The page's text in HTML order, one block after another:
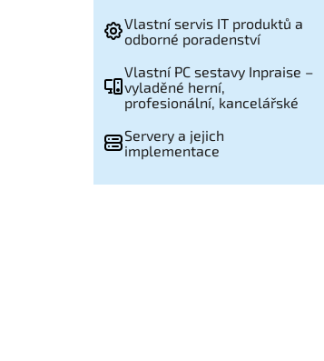
Vlastní servis IT produktů a
odborné poradenství
Vlastní PC sestavy Inpraise –
vyladěné herní,
profesionální, kancelářské
Servery a jejich
implementace